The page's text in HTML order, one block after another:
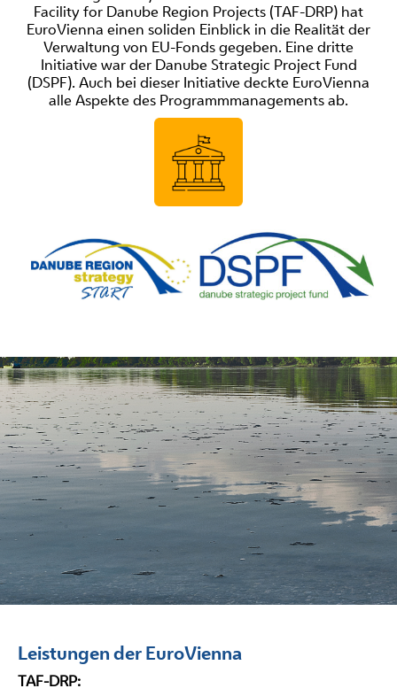
Facility for Danube Region Projects (TAF-DRP) hat
EuroVienna einen soliden Einblick in die Realität der
Verwaltung von EU-Fonds gegeben. Eine dritte
Initiative war der Danube Strategic Project Fund
(DSPF). Auch bei dieser Initiative deckte EuroVienna
alle Aspekte des Programmmanagements ab.
Leistungen der EuroVienna
TAF-DRP: